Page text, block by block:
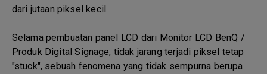
dari jutaan piksel kecil.
Selama pembuatan panel LCD dari Monitor LCD BenQ /
Produk Digital Signage, tidak jarang terjadi piksel tetap
"stuck", sebuah fenomena yang tidak sempurna berupa